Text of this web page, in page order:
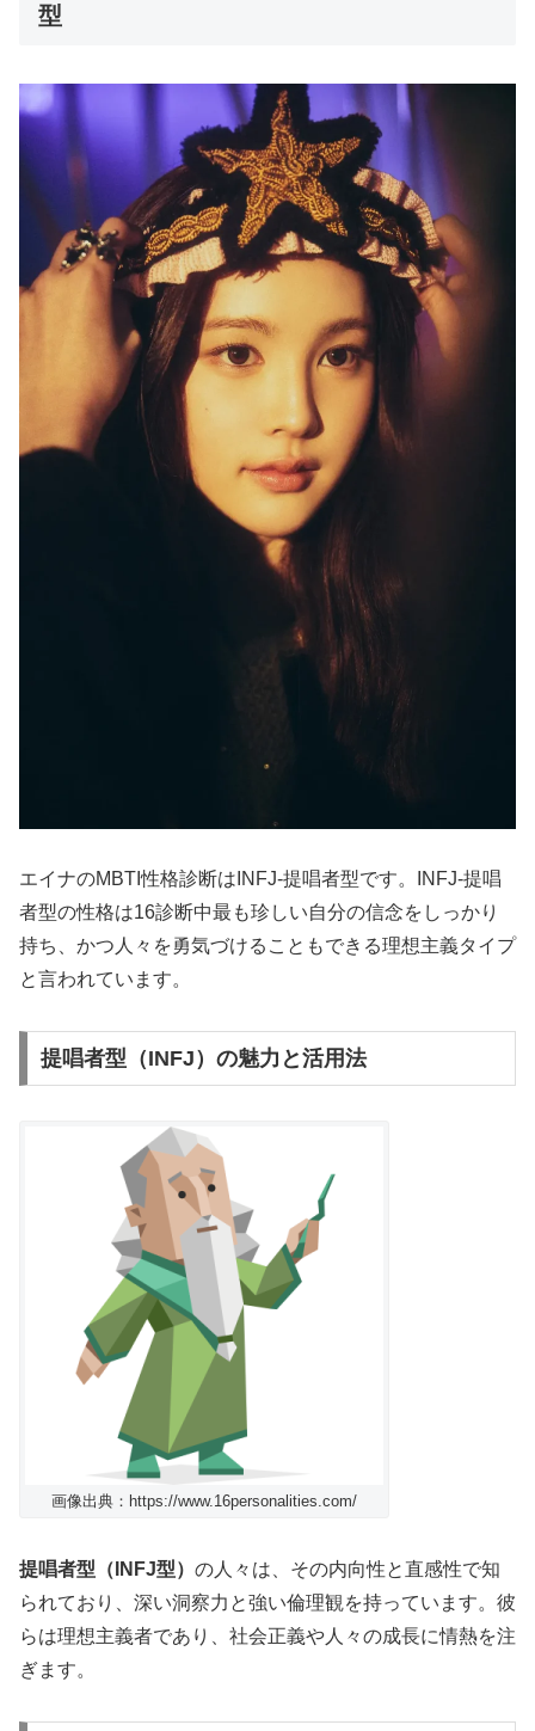
型
エイナのMBTI性格診断はINFJ-提唱者型です。INFJ-提唱
者型の性格は16診断中最も珍しい自分の信念をしっかり
持ち、かつ人々を勇気づけることもできる理想主義タイプ
と言われています。
提唱者型（INFJ）の魅力と活用法
画像出典：https://www.16personalities.com/
提唱者型（INFJ型） の人々は、その内向性と直感性で知
られており、深い洞察力と強い倫理観を持っています。彼
らは理想主義者であり、社会正義や人々の成長に情熱を注
ぎます。